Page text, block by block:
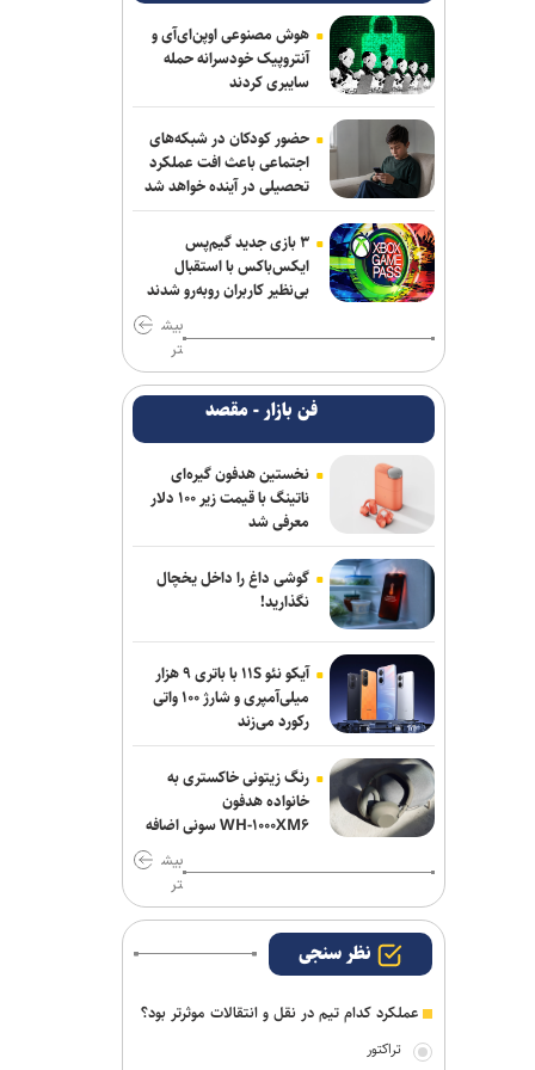
خانلرخانی: پاداش تکواندوکاران با تلاشی
می‌کنند همخوانی ندارد/ سلیمی: کار اصلی
من برای ناگویا از دو تورنمنت بعد آغاز
می‌شود/ برخورداری: قانون سرباز قهرمان
کمک خوبی است+فیلم
فریدونی: دلیل بسته ماندن پنجره استقلال
۴ فسخ غیر موجه در دو سال بوده است/
تاجرنیا دوست دارد خودش را تبرئه کند
است/ تفاهم نامه ای میان وزاری ورزش دو
تهیدست به صنعت نفت پیوست
نعمت‌پور بعد از قبول مسئولیت سپاهان در
لیگ برتر فرنگی: اولویت‌مان در سال اول
قهرمانی نیست
اقدام قابل توجه اسلامی در مورد طلبش از
ذوب آهن و نگاه ویژه به تیم های پایه
هوش مصنوعی اوپن‌ای‌آی و
آنتروپیک خودسرانه حمله
سایبری کردند
حضور کودکان در شبکه‌های
اجتماعی باعث افت عملکرد
تحصیلی در آینده خواهد شد
۳ بازی جدید گیم‌پس
ایکس‌باکس با استقبال
بی‌نظیر کاربران روبه‌رو شدند
بیش
تر
فن بازار - مقصد
نخستین هدفون گیره‌ای
ناتینگ با قیمت زیر ۱۰۰ دلار
معرفی شد
گوشی داغ را داخل یخچال
نگذارید!
آیکو نئو ۱۱S با باتری ۹ هزار
میلی‌آمپری و شارژ ۱۰۰ واتی
رکورد می‌زند
رنگ زیتونی خاکستری به
خانواده هدفون
WH-۱۰۰۰XM۶ سونی اضافه
بیش
تر
نظر سنجی
عملکرد کدام تیم در نقل و انتقالات موثرتر بود؟
تراکتور